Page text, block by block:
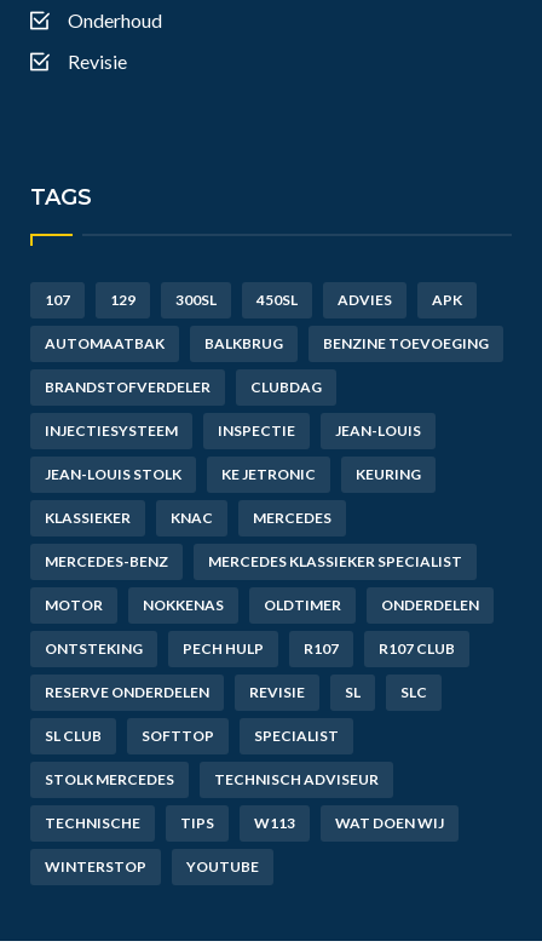
Onderhoud
Revisie
TAGS
107 129 300SL 450SL ADVIES APK
AUTOMAATBAK BALKBRUG BENZINE TOEVOEGING
BRANDSTOFVERDELER CLUBDAG
INJECTIESYSTEEM INSPECTIE JEAN-LOUIS
JEAN-LOUIS STOLK KE JETRONIC KEURING
KLASSIEKER KNAC MERCEDES
MERCEDES-BENZ MERCEDES KLASSIEKER SPECIALIST
MOTOR NOKKENAS OLDTIMER ONDERDELEN
ONTSTEKING PECH HULP R107 R107 CLUB
RESERVE ONDERDELEN REVISIE SL SLC
SL CLUB SOFTTOP SPECIALIST
STOLK MERCEDES TECHNISCH ADVISEUR
TECHNISCHE TIPS W113 WAT DOEN WIJ
WINTERSTOP YOUTUBE